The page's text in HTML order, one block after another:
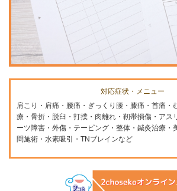
対応症状・メニュー
肩こり・肩痛・腰痛・ぎっくり腰・膝痛・首痛・
療・骨折・脱臼・打撲・肉離れ・靭帯損傷・アス
ーツ障害・外傷・テーピング・整体・鍼灸治療・
問施術・水素吸引・TNブレインなど